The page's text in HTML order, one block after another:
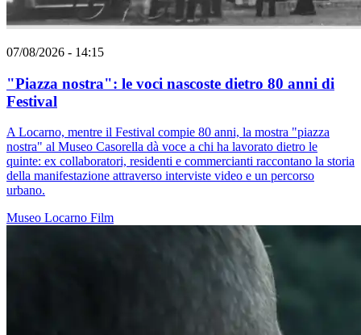
07/08/2026 - 14:15
"Piazza nostra": le voci nascoste dietro 80 anni di
Festival
A Locarno, mentre il Festival compie 80 anni, la mostra "piazza
nostra" al Museo Casorella dà voce a chi ha lavorato dietro le
quinte: ex collaboratori, residenti e commercianti raccontano la storia
della manifestazione attraverso interviste video e un percorso
urbano.
Museo Locarno Film